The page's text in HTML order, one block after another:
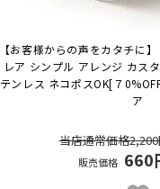
【お客様からの声をカタチに
レア シンプル アレンジ カス
テンレス ネコポスOK[７
ア
当店通常価格
販売価格 660